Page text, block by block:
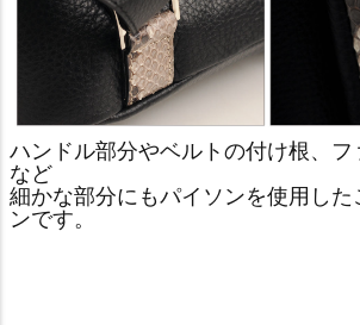
ハンドル部分やベルトの付け根、フ
など
細かな部分にもパイソンを使用した
ンです。